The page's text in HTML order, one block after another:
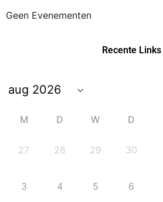
Geen Evenementen
Recente Links
M D W D
27 28 29 30
3 4 5 6